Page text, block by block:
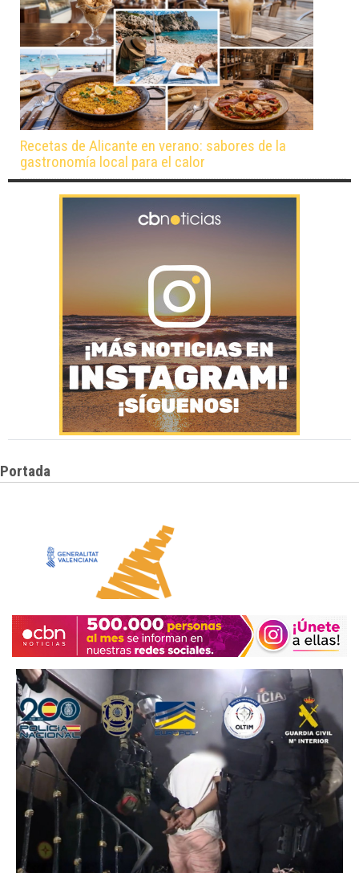
Recetas de Alicante en verano: sabores de la
gastronomía local para el calor
Portada